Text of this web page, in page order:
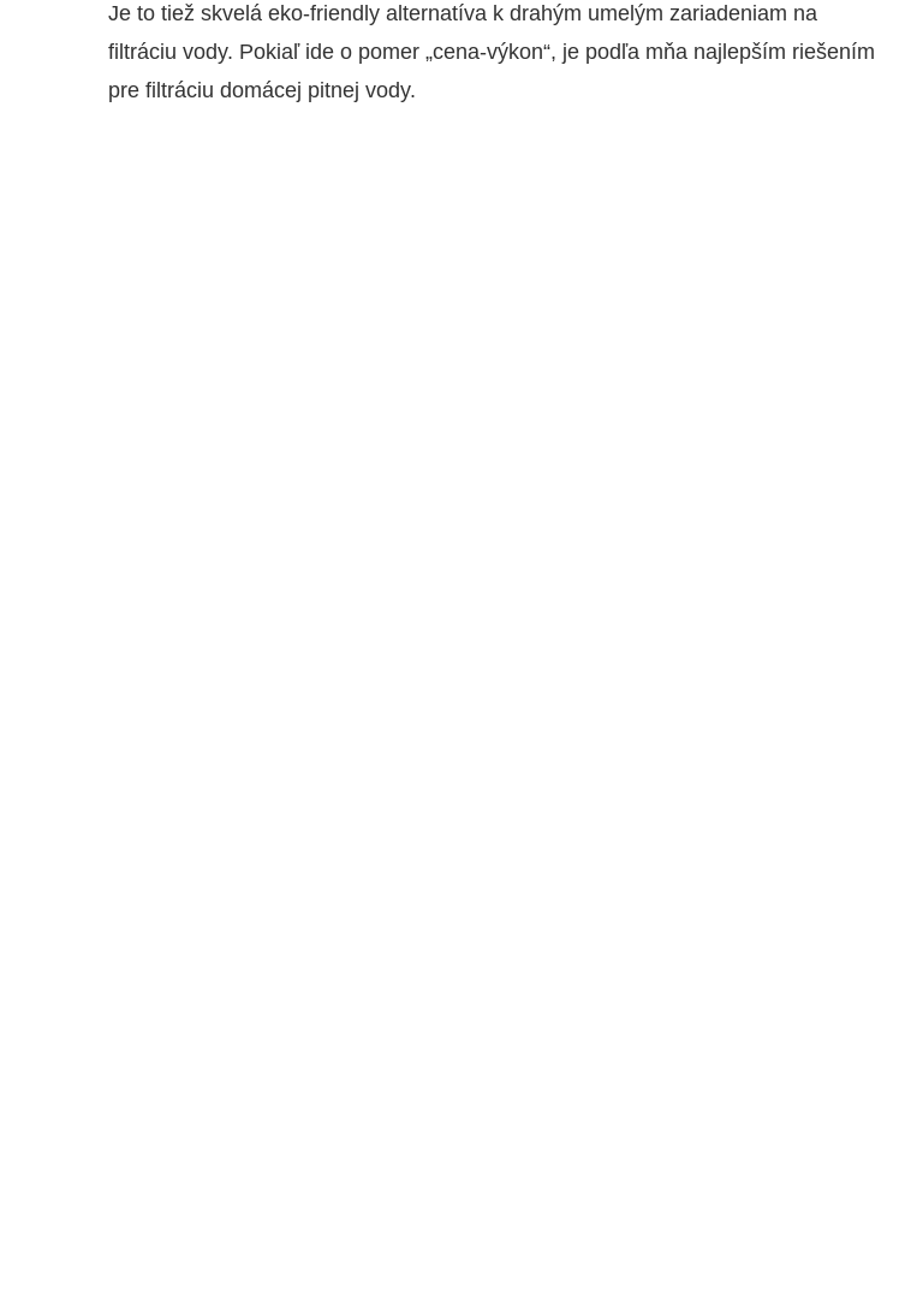
Je to tiež skvelá eko-friendly alternatíva k drahým umelým zariadeniam na
filtráciu vody. Pokiaľ ide o pomer „cena-výkon“, je podľa mňa najlepším riešením
pre filtráciu domácej pitnej vody.